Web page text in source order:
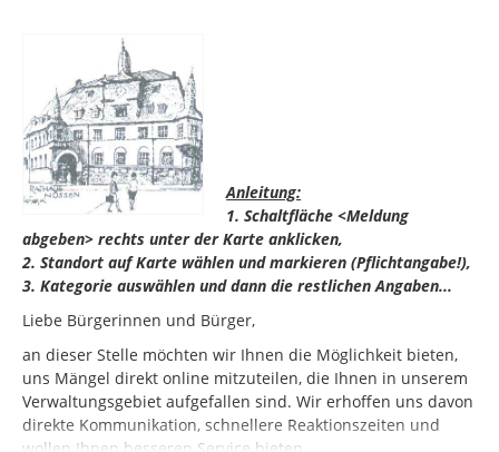
Anleitung:
1. Schaltfläche <Meldung
abgeben> rechts unter der Karte anklicken,
2. Standort auf Karte wählen und markieren (Pflichtangabe!),
3. Kategorie auswählen und dann die restlichen Angaben...
Liebe Bürgerinnen und Bürger,
an dieser Stelle möchten wir Ihnen die Möglichkeit bieten,
uns Mängel direkt online mitzuteilen, die Ihnen in unserem
Verwaltungsgebiet aufgefallen sind. Wir erhoffen uns davon
direkte Kommunikation, schnellere Reaktionszeiten und